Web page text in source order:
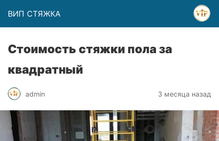
ВИП СТЯЖКА
Стоимость стяжки пола за
квадратный
admin 3 месяца назад